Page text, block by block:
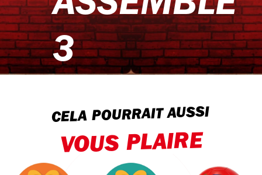
3
CELA POURRAIT AUSSI
VOUS PLAIRE